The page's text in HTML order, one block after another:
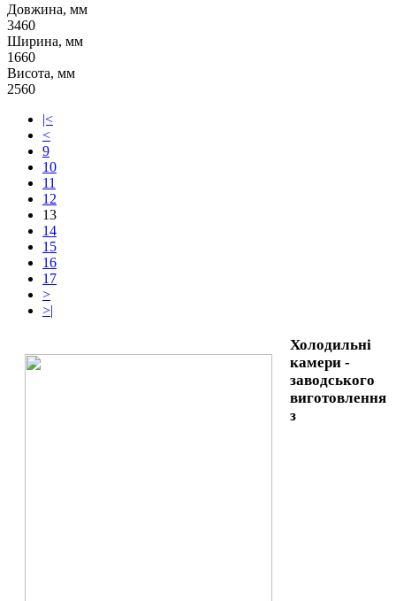
Довжина, мм
3460
Ширина, мм
1660
Висота, мм
2560
|<
<
9
10
11
12
13
14
15
16
17
>
>|
Холодильні
камери -
заводського
виготовлення
з